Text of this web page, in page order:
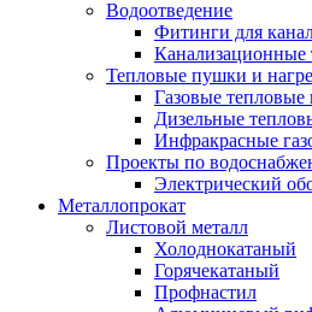
Водоотведение
Фитинги для
Канализационные
Тепловые пушки и
Газовые
Дизельные
Инфракрасные
Проекты по
Электрический
Металлопрокат
Листовой металл
Холоднокатаный
Горячекатаный
Профнастил